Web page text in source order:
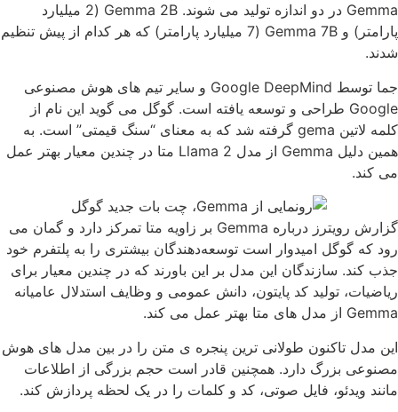
Gemma در دو اندازه تولید می‌ شوند. Gemma 2B (2 میلیارد
پارامتر) و Gemma 7B (7 میلیارد پارامتر) که هر کدام از پیش تنظیم‌
شدند.
جما توسط Google DeepMind و سایر تیم‌ های هوش مصنوعی
Google طراحی و توسعه یافته است. گوگل می‌ گوید این نام از
کلمه لاتین gema گرفته شد که به معنای “سنگ قیمتی” است. به
همین دلیل Gemma از مدل Llama 2 متا در چندین معیار بهتر عمل
می کند.
گزارش رویترز درباره Gemma بر زاویه متا تمرکز دارد و گمان می‌
رود که گوگل امیدوار است توسعه‌دهندگان بیشتری را به پلتفرم خود
جذب کند. سازندگان این مدل بر این باورند که در چندین معیار برای
ریاضیات، تولید کد پایتون، دانش عمومی و وظایف استدلال عامیانه
Gemma از مدل های متا بهتر عمل می کند.
این مدل تاکنون طولانی ترین پنجره ی متن را در بین مدل های هوش
مصنوعی بزرگ دارد. همچنین قادر است حجم بزرگی از اطلاعات
مانند ویدئو، فایل صوتی، کد و کلمات را در یک لحظه پردازش کند.